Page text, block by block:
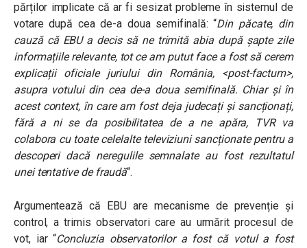
părților implicate că ar fi sesizat probleme în sistemul de
votare după cea de-a doua semifinală: “Din păcate, din
cauză că EBU a decis să ne trimită abia după șapte zile
informațiile relevante, tot ce am putut face a fost să cerem
explicații oficiale juriului din România, <post-factum>,
asupra votului din cea de-a doua semifinală. Chiar și în
acest context, în care am fost deja judecați și sancționați,
fără a ni se da posibilitatea de a ne apăra, TVR va
colabora cu toate celelalte televiziuni sancționate pentru a
descoperi dacă neregulile semnalate au fost rezultatul
unei tentative de fraudă“.
Argumentează că EBU are mecanisme de prevenție și
control, a trimis observatori care au urmărit procesul de
vot, iar “Concluzia observatorilor a fost că votul a fost